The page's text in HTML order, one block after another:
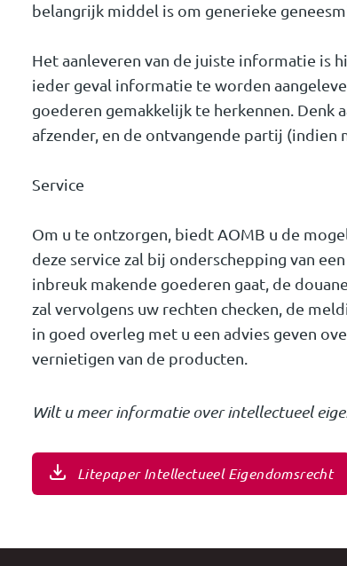
belangrijk middel is om generieke
Het aanleveren van de juiste informatie is
ieder geval informatie te worden
goederen gemakkelijk te herkennen.
afzender, en de ontvangende partij (indien
Service
Om u te ontzorgen, biedt AOMB u de
deze service zal bij onderschepping van
inbreuk makende goederen gaat, de
zal vervolgens uw rechten checken, de
in goed overleg met u een advies geven
vernietigen van de producten.
Wilt u meer informatie over intellectueel
Litepaper Intellectueel Eigendomsrecht